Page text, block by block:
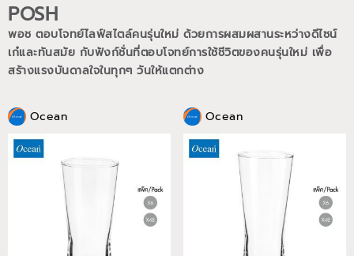
POSH
พอช ตอบโจทย์ไลฟ์สไตล์คนรุ่นใหม่ ด้วยการผสมผสานระหว่างดีไซน์
เก๋และทันสมัย กับฟังก์ชั่นที่ตอบโจทย์การใช้ชีวิตของคนรุ่นใหม่ เพื่อ
สร้างแรงบันดาลใจในทุกๆ วันให้แตกต่าง
Ocean Ocean